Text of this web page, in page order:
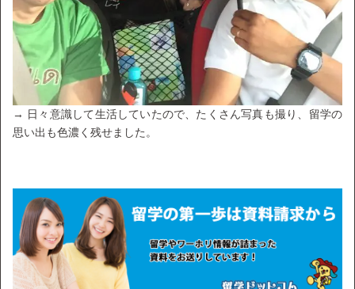
→ 日々意識して生活していたので、たくさん写真も撮り、留学の
思い出も色濃く残せました。